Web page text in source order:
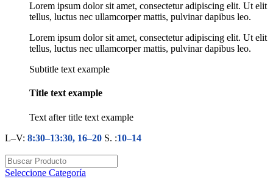
Lorem ipsum dolor sit amet, consectetur adipiscing elit. Ut elit
tellus, luctus nec ullamcorper mattis, pulvinar dapibus leo.
Lorem ipsum dolor sit amet, consectetur adipiscing elit. Ut elit
tellus, luctus nec ullamcorper mattis, pulvinar dapibus leo.
Subtitle text example
Title text example
Text after title text example
L–V: 8:30–13:30, 16–20 S. :10–14
Seleccione Categoría